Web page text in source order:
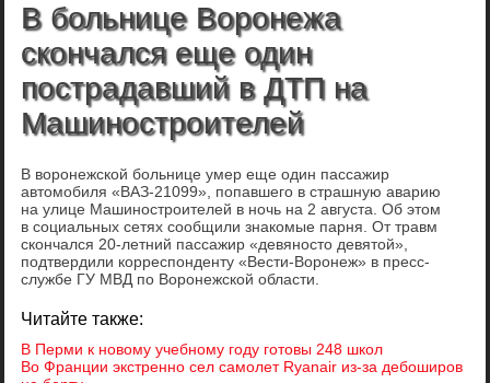
В больнице Воронежа
скончался еще один
пострадавший в ДТП на
Машиностроителей
В воронежской больнице умер еще один пассажир
автомобиля «ВАЗ-21099», попавшего в страшную аварию
на улице Машиностроителей в ночь на 2 августа. Об этом
в социальных сетях сообщили знакомые парня. От травм
скончался 20-летний пассажир «девяносто девятой»,
подтвердили корреспонденту «Вести-Воронеж» в пресс-
службе ГУ МВД по Воронежской области.
Читайте также:
В Перми к новому учебному году готовы 248 школ
Во Франции экстренно сел самолет Ryanair из-за дебоширов